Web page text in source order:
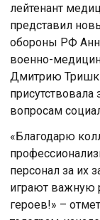
лейтенант
представил
обороны РФ
военно-
Дмитрию
вопросам
«Благодарю
персонал за их
играют важную
героев!» –